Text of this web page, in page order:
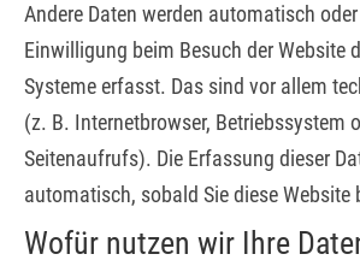
Andere Daten werden automatisch
Einwilligung beim Besuch der Website
Systeme erfasst. Das sind vor allem
(z. B. Internetbrowser, Betriebssystem
Seitenaufrufs). Die Erfassung dieser
automatisch, sobald Sie diese Website
Wofür nutzen wir Ihre